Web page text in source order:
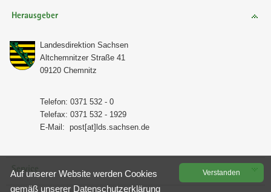
Herausgeber
Lan­des­di­rek­ti­on Sach­sen
Alt­chem­nit­zer Stra­ße 41
09120 Chem­nitz
Te­le­fon: 0371 532 - 0
Te­le­fax: 0371 532 - 1929
E-​Mail: post[at]lds.sach­sen.de
Service Ver­stan­den
Auf un­se­rer Web­site wer­den Coo­kies
gemäß un­se­rer Da­ten­schutz­er­klä­rung